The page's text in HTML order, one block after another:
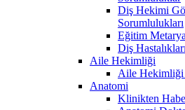
Diş Hekimi
Sorumlulukları
Eğitim
Diş
Aile Hekimliği
Aile Hekimliği
Anatomi
Klinikten